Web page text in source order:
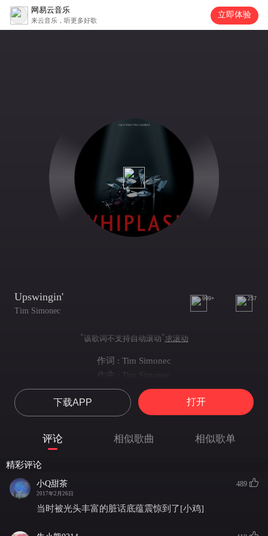
网易云音乐
来云音乐，听更多好歌
立即体验
Upswingin'
Tim Simonec
999+ 257
*该歌词不支持自动滚动*求滚动
作词 : Tim Simonec
作曲 : Tim Simonec
下载APP 打开
评论 相似歌曲 相似歌单
精彩评论
小Q甜茶
2017年2月26日
489
当时被光头丰富的脏话底蕴震惊到了[小鸡]